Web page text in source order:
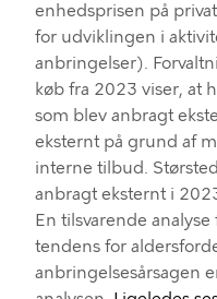
enhedsprisen på
for udviklingen i
anbringelser).
køb fra 2023 viser, at
som blev anbragt
eksternt på grund af
interne tilbud.
anbragt eksternt i 202
En tilsvarende analyse
tendens for
anbringelsesårsagen